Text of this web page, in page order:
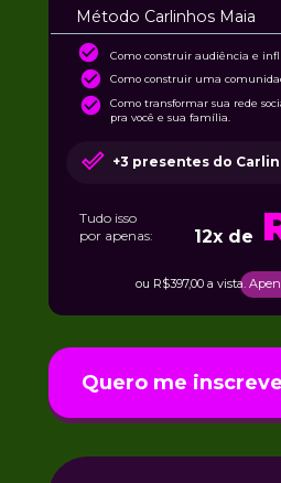
Quero me
Método Carlinhos Maia
Como construir audiência e
Como construir uma
Como transformar sua rede
pra você e sua família.
+3 presentes do
Tudo isso
por apenas:
ou R$397,00 a vista.
12x de